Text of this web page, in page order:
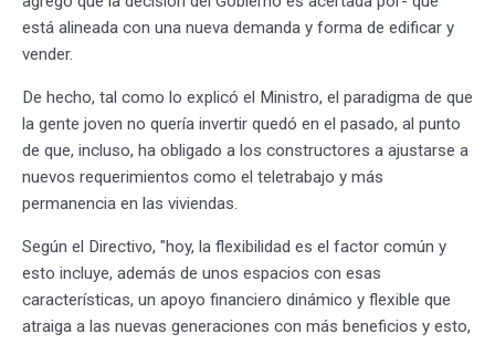
está alineada con una nueva demanda y forma de edificar y
vender.
De hecho, tal como lo explicó el Ministro, el paradigma de que
la gente joven no quería invertir quedó en el pasado, al punto
de que, incluso, ha obligado a los constructores a ajustarse a
nuevos requerimientos como el teletrabajo y más
permanencia en las viviendas.
Según el Directivo, "hoy, la flexibilidad es el factor común y
esto incluye, además de unos espacios con esas
características, un apoyo financiero dinámico y flexible que
atraiga a las nuevas generaciones con más beneficios y esto,